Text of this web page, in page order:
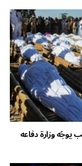
يوجّه وزارة دفاعه